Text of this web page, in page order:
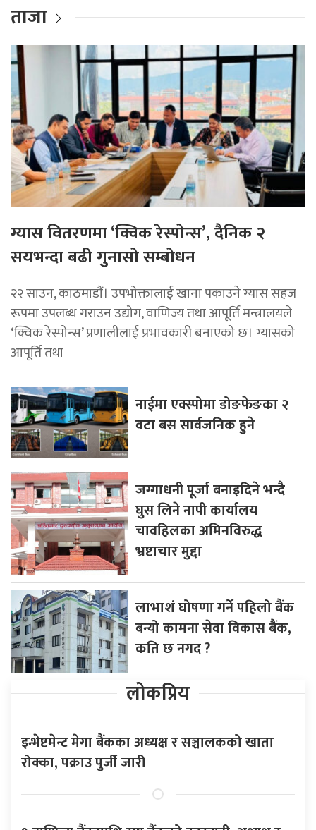
ताजा
ग्यास वितरणमा ‘क्विक रेस्पोन्स’, दैनिक २
सयभन्दा बढी गुनासो सम्बोधन
२२ साउन, काठमाडाैं। उपभोक्तालाई खाना पकाउने ग्यास सहज
रूपमा उपलब्ध गराउन उद्योग, वाणिज्य तथा आपूर्ति मन्त्रालयले
‘क्विक रेस्पोन्स’ प्रणालीलाई प्रभावकारी बनाएको छ। ग्यासको
आपूर्ति तथा
नाईमा एक्स्पोमा डोङफेङका २
वटा बस सार्वजनिक हुने
जग्गाधनी पूर्जा बनाइदिने भन्दै
घुस लिने नापी कार्यालय
चावहिलका अमिनविरुद्ध
भ्रष्टाचार मुद्दा
लाभाशं घोषणा गर्ने पहिलो बैंक
बन्यो कामना सेवा विकास बैंक,
कति छ नगद ?
लोकप्रिय
इन्भेष्टमेन्ट मेगा बैंकका अध्यक्ष र सञ्चालकको खाता
रोक्का, पक्राउ पुर्जी जारी